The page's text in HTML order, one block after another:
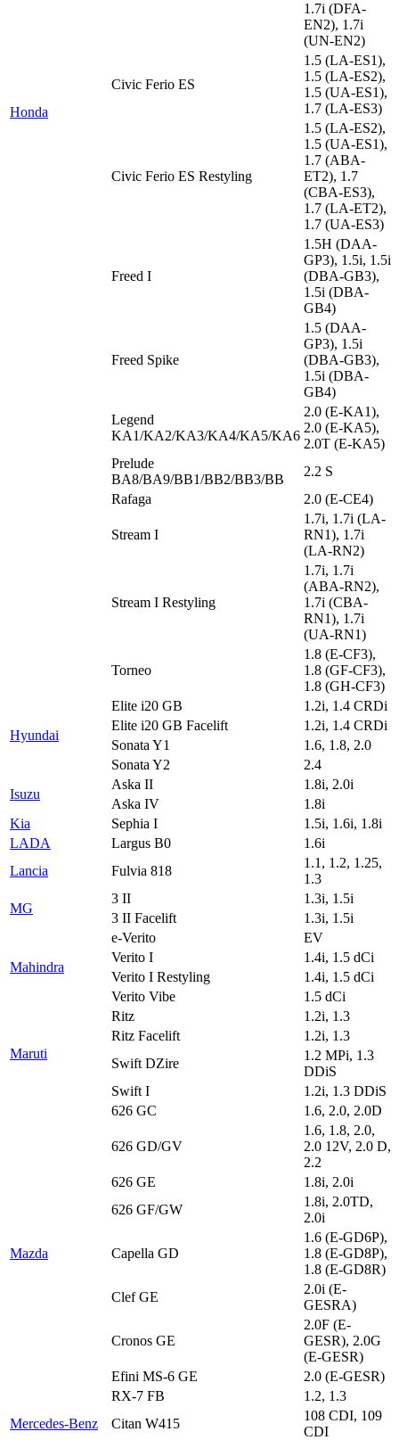
Honda
1.7i (DFA-
EN2), 1.7i
(UN-EN2)
Civic Ferio ES
1.5 (LA-ES1),
1.5 (LA-ES2),
1.5 (UA-ES1),
1.7 (LA-ES3)
Civic Ferio ES Restyling
1.5 (LA-ES2),
1.5 (UA-ES1),
1.7 (ABA-
ET2), 1.7
(CBA-ES3),
1.7 (LA-ET2),
1.7 (UA-ES3)
Freed I
1.5H (DAA-
GP3), 1.5i, 1.5i
(DBA-GB3),
1.5i (DBA-
GB4)
Freed Spike
1.5 (DAA-
GP3), 1.5i
(DBA-GB3),
1.5i (DBA-
GB4)
Legend
KA1/KA2/KA3/KA4/KA5/KA6
2.0 (E-KA1),
2.0 (E-KA5),
2.0T (E-KA5)
Prelude
BA8/BA9/BB1/BB2/BB3/BB
2.2 S
Rafaga
2.0 (E-CE4)
Stream I
1.7i, 1.7i (LA-
RN1), 1.7i
(LA-RN2)
Stream I Restyling
1.7i, 1.7i
(ABA-RN2),
1.7i (CBA-
RN1), 1.7i
(UA-RN1)
Torneo
1.8 (E-CF3),
1.8 (GF-CF3),
1.8 (GH-CF3)
Hyundai
Elite i20 GB
1.2i, 1.4 CRDi
Elite i20 GB Facelift
1.2i, 1.4 CRDi
Sonata Y1
1.6, 1.8, 2.0
Sonata Y2
2.4
Isuzu
Aska II
1.8i, 2.0i
Aska IV
1.8i
Kia
Sephia I
1.5i, 1.6i, 1.8i
LADA
Largus B0
1.6i
Lancia
Fulvia 818
1.1, 1.2, 1.25,
1.3
MG
3 II
1.3i, 1.5i
3 II Facelift
1.3i, 1.5i
Mahindra
e-Verito
EV
Verito I
1.4i, 1.5 dCi
Verito I Restyling
1.4i, 1.5 dCi
Verito Vibe
1.5 dCi
Maruti
Ritz
1.2i, 1.3
Ritz Facelift
1.2i, 1.3
Swift DZire
1.2 MPi, 1.3
DDiS
Swift I
1.2i, 1.3 DDiS
Mazda
626 GC 1.6, 2.0, 2.0D
626 GD/GV
1.6, 1.8, 2.0,
2.0 12V, 2.0 D,
2.2
626 GE
1.8i, 2.0i
626 GF/GW
1.8i, 2.0TD,
2.0i
Capella GD
1.6 (E-GD6P),
1.8 (E-GD8P),
1.8 (E-GD8R)
Clef GE
2.0i (E-
GESRA)
Cronos GE
2.0F (E-
GESR), 2.0G
(E-GESR)
Efini MS-6 GE
2.0 (E-GESR)
RX-7 FB
1.2, 1.3
Mercedes-Benz
Citan W415
108 CDI, 109
CDI